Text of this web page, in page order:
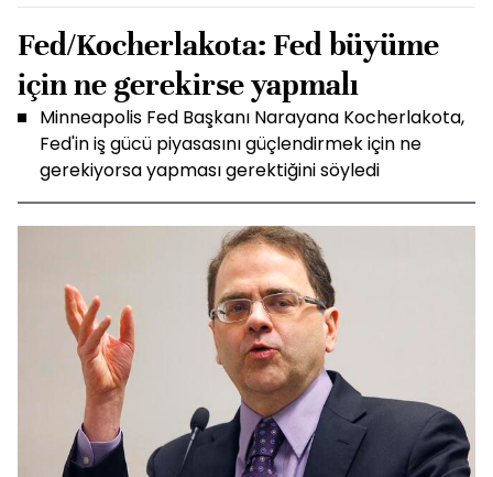
Fed/Kocherlakota: Fed büyüme
için ne gerekirse yapmalı
Minneapolis Fed Başkanı Narayana Kocherlakota,
Fed'in iş gücü piyasasını güçlendirmek için ne
gerekiyorsa yapması gerektiğini söyledi